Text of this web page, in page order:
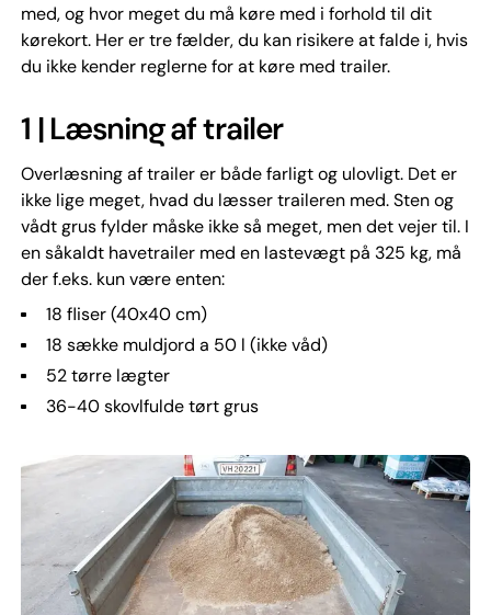
med, og hvor meget du må køre med i forhold til dit
kørekort. Her er tre fælder, du kan risikere at falde i, hvis
du ikke kender reglerne for at køre med trailer.
1 | Læsning af trailer
Overlæsning af trailer er både farligt og ulovligt. Det er
ikke lige meget, hvad du læsser traileren med. Sten og
vådt grus fylder måske ikke så meget, men det vejer til. I
en såkaldt havetrailer med en lastevægt på 325 kg, må
der f.eks. kun være enten:
18 fliser (40x40 cm)
18 sække muldjord a 50 l (ikke våd)
52 tørre lægter
36-40 skovlfulde tørt grus